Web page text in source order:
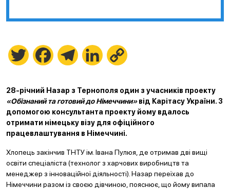
Twitter FacebookTelegramLinkedIn
28-річний Назар з Тернополя один з учасників проекту
«Обізнаний та готовий до Німеччини»від Карітасу України. З
допомогою консультанта проекту йому вдалось
отримати німецьку візу для офіційного
працевлаштування в Німеччині.
Хлопець закінчив ТНТУ ім. Івана Пулюя, де отримав дві вищі
освіти спеціаліста (технолог з харчових виробництв та
менеджер з інноваційної діяльності). Назар переїхав до
Німеччини разом із своєю дівчиною, пояснює, що йому випала